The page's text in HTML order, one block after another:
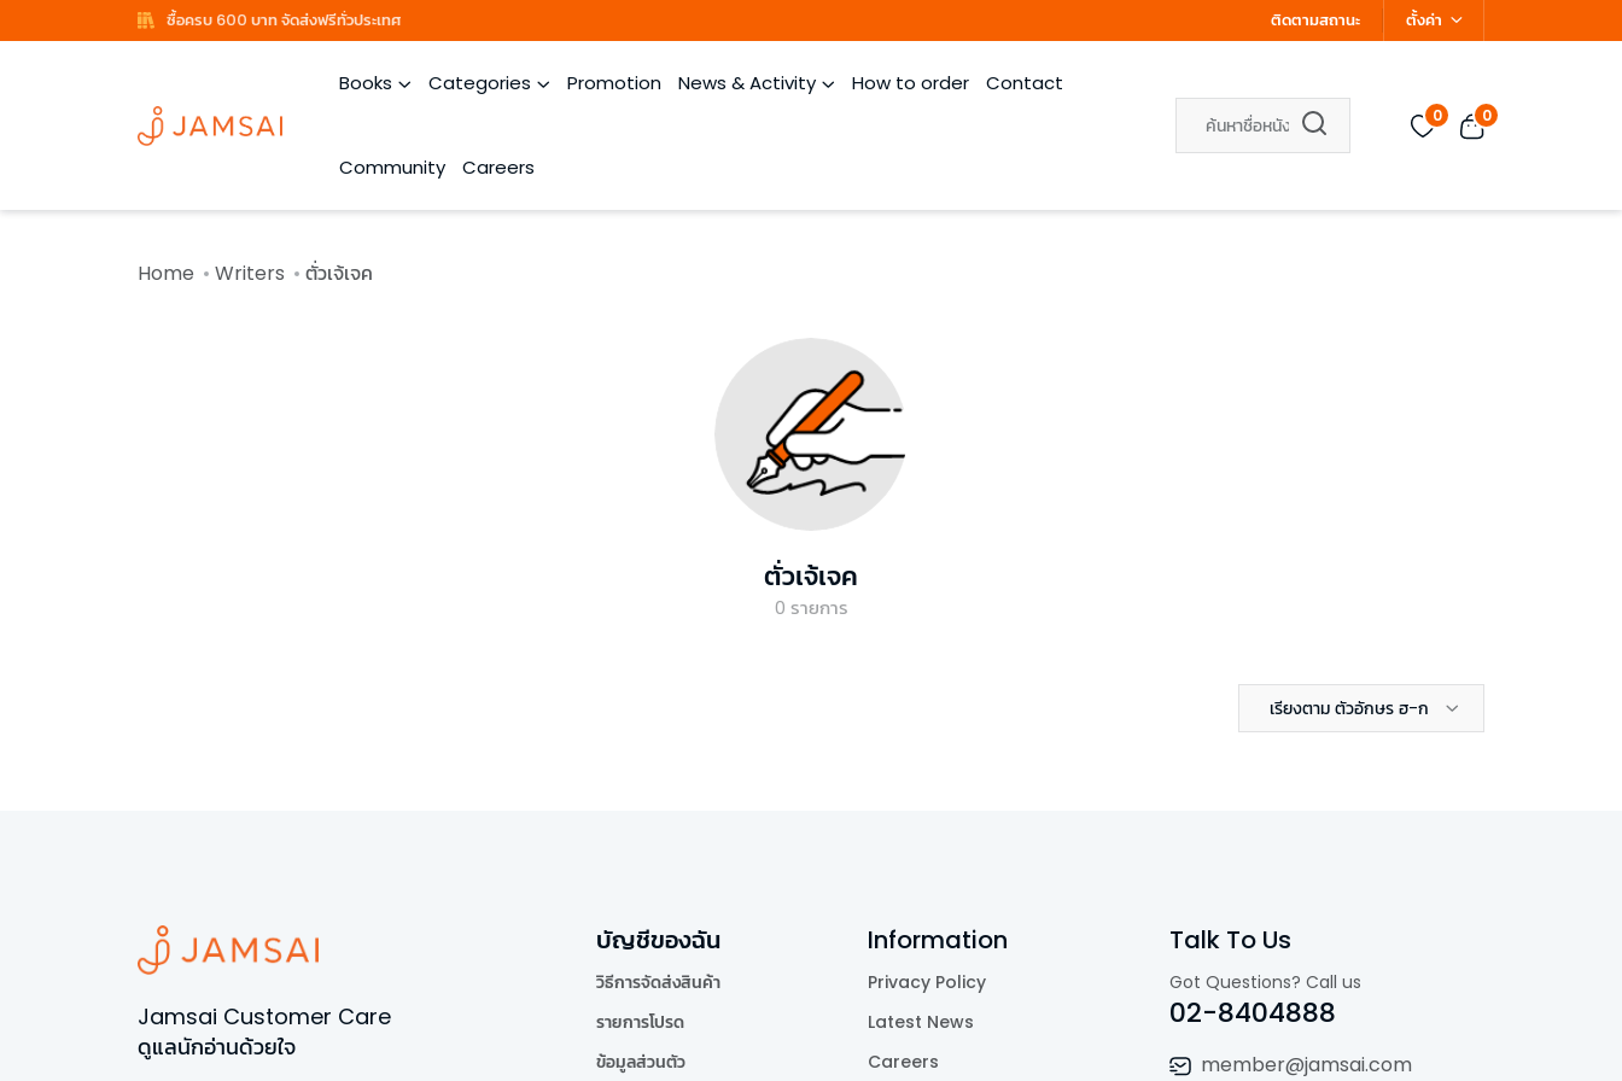
ซื้อครบ 600 บาท จัดส่งฟรีทั่วประเทศ ติดตามสถานะ ตั้งค่า
Books Categories Promotion News & Activity How to order Contact
Community Careers
0 0
Home Writers ตั่วเจ้เจค
ตั่วเจ้เจค
0 รายการ
เรียงตาม ตัวอักษร ฮ-ก
Jamsai Customer Care
ดูแลนักอ่านด้วยใจ
บัญชีของฉัน
วิธีการจัดส่งสินค้า
รายการโปรด
ข้อมูลส่วนตัว
Information
Privacy Policy
Latest News
Careers
Talk To Us
Got Questions? Call us
02-8404888
member@jamsai.com